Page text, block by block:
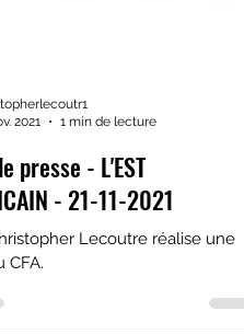
2021
1 min de lecture
presse - L'EST
- 21-11-2021